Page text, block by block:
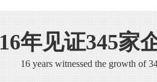
16年见证345家
16 years witnessed the growth of